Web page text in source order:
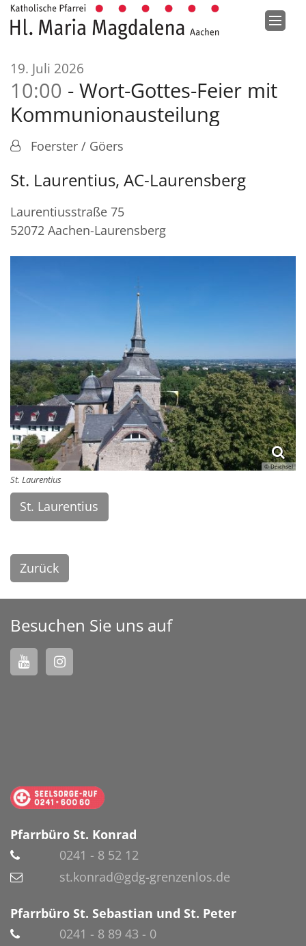
Zum Inhalt springen
19. Juli 2026
10:00
Wort-Gottes-Feier mit
Kommunionausteilung
Foerster / Göers
St. Laurentius, AC-Laurensberg
Laurentiusstraße 75
52072 Aachen-Laurensberg
© Deichsel
St. Laurentius
St. Laurentius
Zurück
Besuchen Sie uns auf
Pfarrbüro St. Konrad
0241 - 8 52 12
st.konrad@gdg-grenzenlos.de
Pfarrbüro St. Sebastian und St. Peter
0241 - 8 89 43 - 0